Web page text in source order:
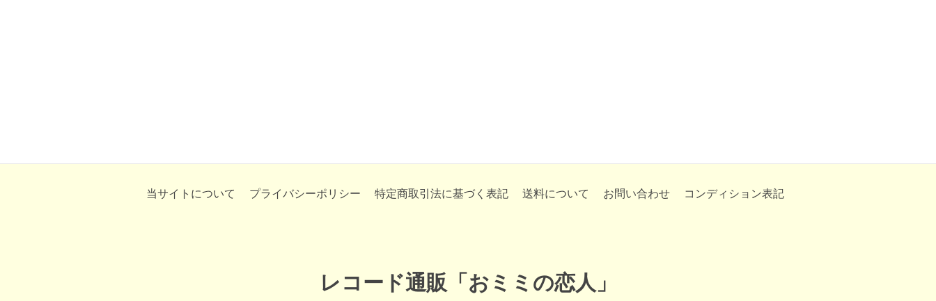
当サイトについて プライバシーポリシー 特定商取引法に基づく表記 送料について お問い合わせ コンディション表記
レコード通販「おミミの恋人」